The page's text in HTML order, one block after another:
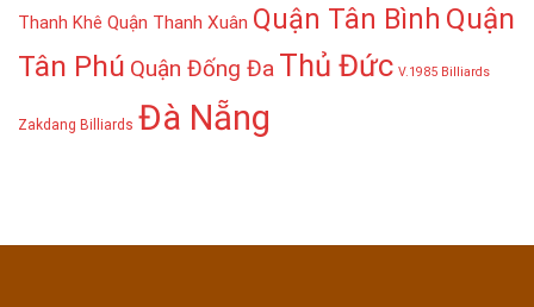
Thanh Khê Quận Thanh Xuân Quận Tân Bình Quận
Tân Phú Quận Đống Đa Thủ Đức V.1985 Billiards
Zakdang Billiards Đà Nẵng